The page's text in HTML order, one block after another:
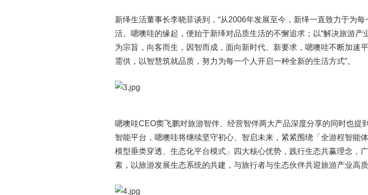
新绎生活董事长李晓菲谈到，“从2006年发展至今，新绎一直致力于为
活。嗯噢哇的缘起，便始于新绎对品质生活的不懈追求；以“解决旅游产
为宗旨，向客而生，因智而成，面向新时代、新要求，嗯噢哇不断加速
需供，以智慧筑就品质，努力为每一个人开启一种全新的生活方式”。
嗯噢哇CEO窦飞鹏对旅游智伴、经营智伴两大产品深度分享的同时也提
智能平台，嗯噢哇将继续坚守初心、智启未来，紧紧围绕「全游程智能
模型垂类穿透、生态化平台模式」四大核心优势，践行生态共赢理念，
素，以旅游发展生态系统的共建，与旅行者与生态伙伴共迎旅游产业高质